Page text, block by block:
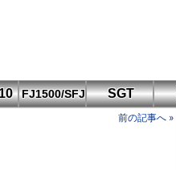
FJ1500/SFJ SGT
前の記事へ »